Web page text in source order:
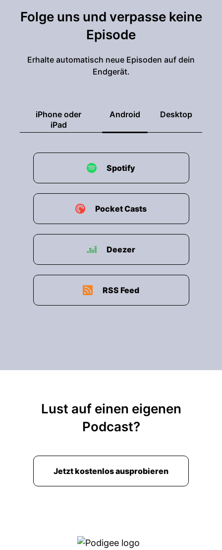
Folge uns und verpasse keine
Episode
Erhalte automatisch neue Episoden auf dein
Endgerät.
iPhone oder
iPad
Android Desktop
Spotify
Pocket Casts
Deezer
RSS Feed
Lust auf einen eigenen
Podcast?
Jetzt kostenlos ausprobieren